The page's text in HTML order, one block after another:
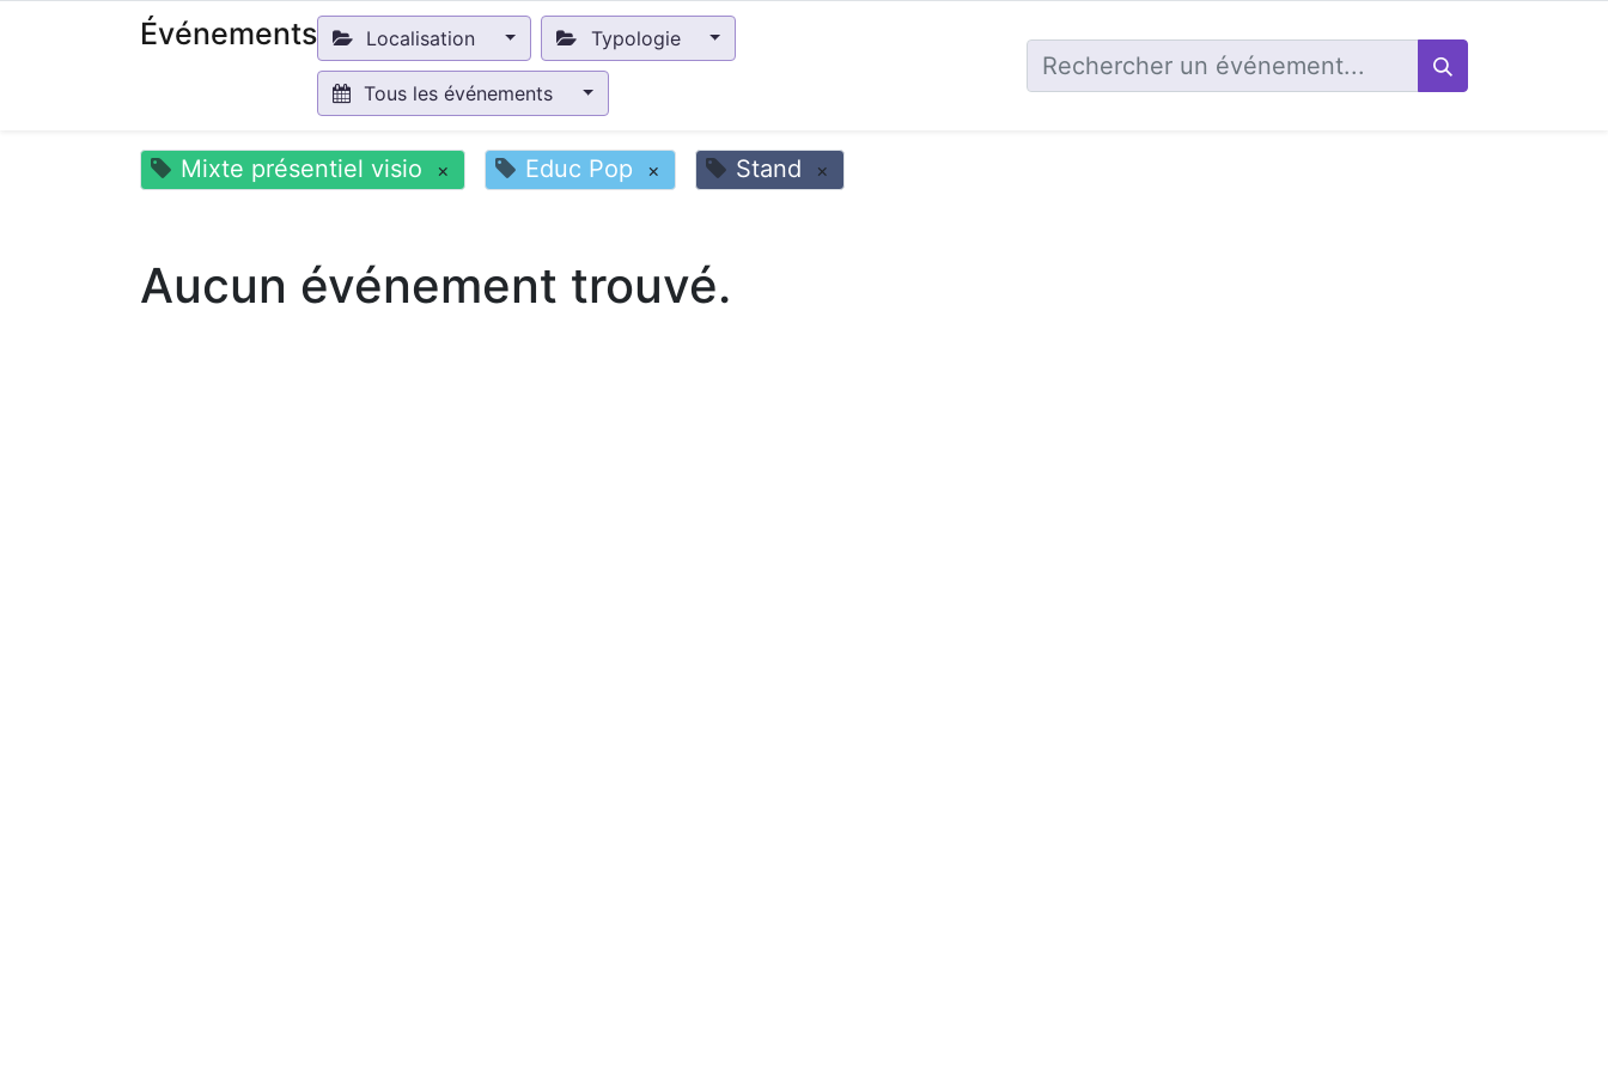
Événements Localisation Typologie
Tous les événements
Mixte présentiel visio × Educ Pop × Stand ×
Aucun événement trouvé.